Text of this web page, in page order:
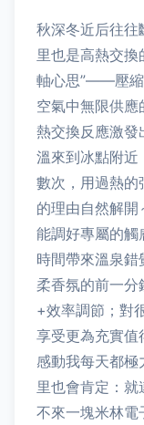
秋深冬近后往往
里也是高熱交換
軸心思”——壓縮
空氣中無限供
熱交換反應激發
溫來到冰點附近
數次，用過熱的
的理由自然解
能調好專屬的觸
時間帶來溫泉錯
柔香氛的前一分
+效率調節；對
享受更為充實值
感動我每天都
里也會肯定：
不來一塊米林